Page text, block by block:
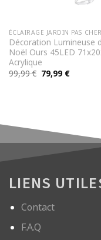
ÉCLAIRAGE JARDIN PAS CHER
Décoration Lumineuse
Noël Ours 45LED
Acrylique
99,99€ Le
prix
79,99 €Le
prix
LIENS
Contact
F.A.Q